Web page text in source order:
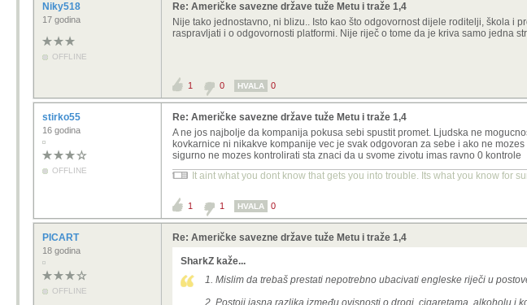
Niky518
17 godina
OFFLINE
Re: Američke savezne države tuže Metu i traže 1,4
Nije tako jednostavno, ni blizu.. Isto kao što odgovornost dijele roditelji, škola i
raspravljati i o odgovornosti platformi. Nije riječ o tome da je kriva samo jedna
1 0 HVALA 0
stirko55
16 godina
OFFLINE
Re: Američke savezne države tuže Metu i traže 1,4
A ne jos najbolje da kompanija pokusa sebi spustit promet. Ljudska ne
kovkarnice ni nikakve kompanije vec je svak odgovoran za sebe i ako ne
sigurno ne mozes kontrolirati sta znaci da u svome zivotu imas ravno 0 kontrole
It aint what you dont know that gets you into trouble. Its what you know for
1 1 HVALA 0
PICART
18 godina
OFFLINE
Re: Američke savezne države tuže Metu i traže 1,4
SharkZ kaže...
1. Mislim da trebaš prestati nepotrebno ubacivati engleske riječi u
2. Postoji jasna razlika između ovisnosti o drogi, cigaretama, alkoholu i